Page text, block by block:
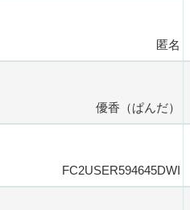
匿名
優香（ぱんだ）
FC2USER594645DWI